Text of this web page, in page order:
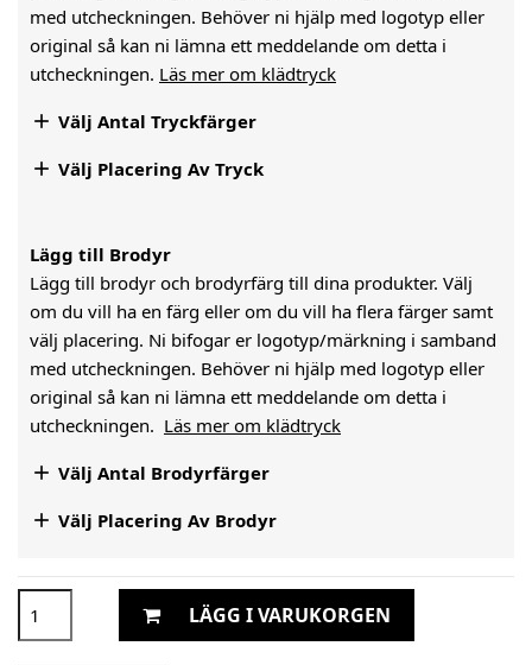
med utcheckningen. Behöver ni hjälp med logotyp eller
original så kan ni lämna ett meddelande om detta i
utcheckningen. Läs mer om klädtryck
 Välj Antal Tryckfärger
 Välj Placering Av Tryck
Lägg till Brodyr
Lägg till brodyr och brodyrfärg till dina produkter. Välj
om du vill ha en färg eller om du vill ha flera färger samt
välj placering. Ni bifogar er logotyp/märkning i samband
med utcheckningen. Behöver ni hjälp med logotyp eller
original så kan ni lämna ett meddelande om detta i
utcheckningen. Läs mer om klädtryck
 Välj Antal Brodyrfärger
 Välj Placering Av Brodyr
LÄGG I VARUKORGEN